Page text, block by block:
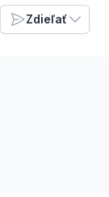
Zdieľať